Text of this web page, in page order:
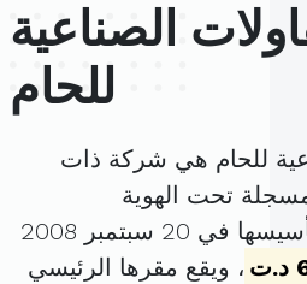
الصناعية
للحام
للحام هي شركة ذات
تحت الهوية
. تم تأسيسها في 20 سبتمبر 2008
، ويقع مقرها الرئيسي